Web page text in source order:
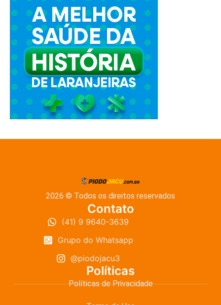
2026 © Todos os direitos reservados
Contato
(41) 9 9640-3639
Grupo do Whatsapp
@piodojacu3
Políticas
Políticas de Privacidade